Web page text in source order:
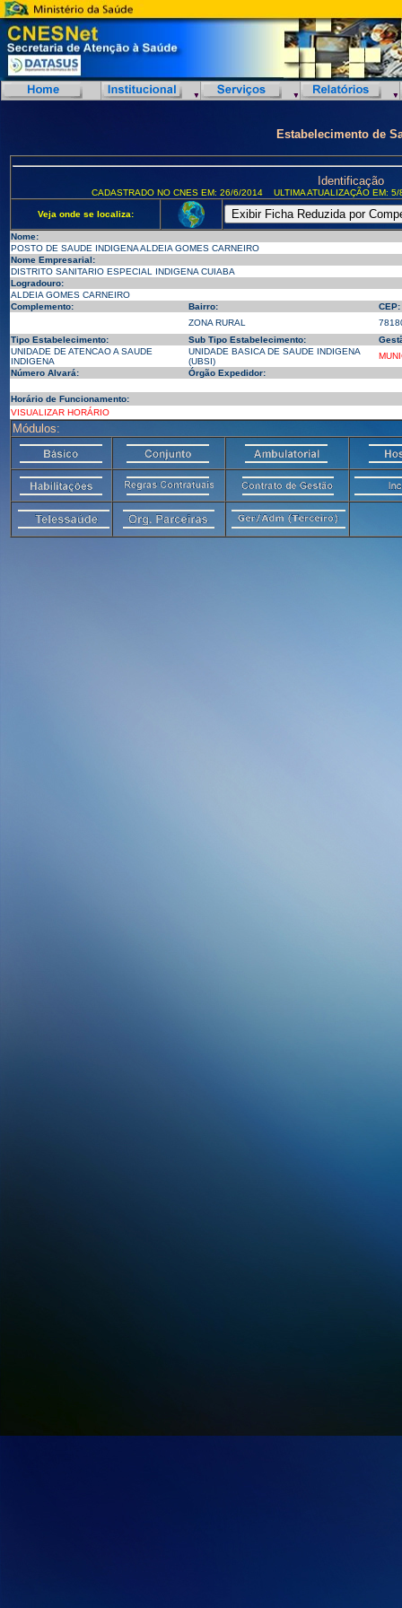
Estabelecimento de
Identificação
CADASTRADO NO CNES EM: 26/6/2014 ULTIMA ATUALIZAÇÃO EM:
Veja onde se localiza:
Nome:
POSTO DE SAUDE INDIGENA ALDEIA GOMES CARNEIRO
Nome Empresarial:
DISTRITO SANITARIO ESPECIAL INDIGENA CUIABA
Logradouro:
ALDEIA GOMES CARNEIRO
Complemento:
Bairro:
CEP:
ZONA RURAL
Tipo Estabelecimento:
Sub Tipo Estabelecimento:
UNIDADE DE ATENCAO A SAUDE
INDIGENA
UNIDADE BASICA DE SAUDE INDIGENA
(UBSI)
Número Alvará:
Órgão Expedidor:
Horário de Funcionamento:
VISUALIZAR HORÁRIO
Módulos: